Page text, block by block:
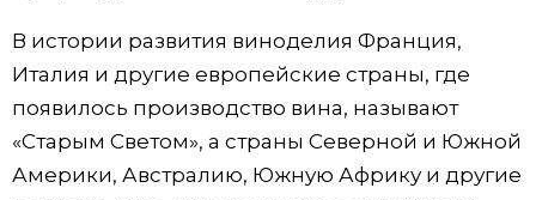
В истории развития виноделия Франция,
Италия и другие европейские страны, где
появилось производство вина, называют
«Старым Светом», а страны Северной и Южной
Америки, Австралию, Южную Африку и другие